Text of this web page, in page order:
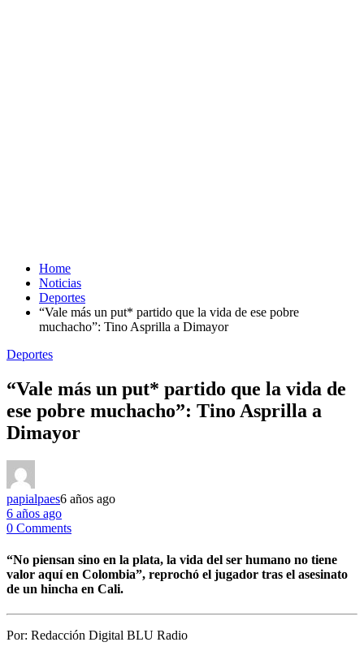
Home
Noticias
Deportes
“Vale más un put* partido que la vida de ese pobre
muchacho”: Tino Asprilla a Dimayor
Deportes
“Vale más un put* partido que la vida de
ese pobre muchacho”: Tino Asprilla a
Dimayor
papialpaes6 años ago
6 años ago
0 Comments
“No piensan sino en la plata, la vida del ser humano no tiene
valor aquí en Colombia”, reprochó el jugador tras el asesinato
de un hincha en Cali.
Por: Redacción Digital BLU Radio